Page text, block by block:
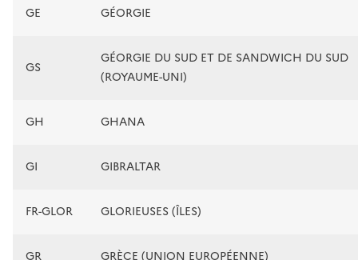
GE GÉORGIE
GS
GÉORGIE DU SUD ET DE SANDWICH DU SUD
(ROYAUME-UNI)
GH GHANA
GI GIBRALTAR
FR-GLOR GLORIEUSES (ÎLES)
GR GRÈCE (UNION EUROPÉENNE)